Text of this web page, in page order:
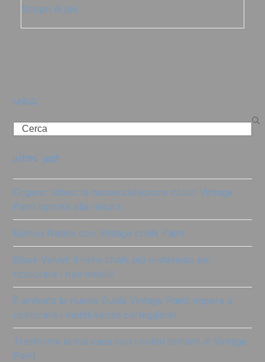
Scopri di più
cerca
Search
ultimi post
Organic Vibes: la nuova collezione colori Vintage
Paint ispirata alla natura
Bianco Natale con Vintage chalk Paint
Black Velvet: il nero chalk più misterioso per
ricolorare i tuoi mobili!
È arrivata la nuova Guida Vintage Paint: impara a
ricolorare i mobili senza carteggiare!
Trasforma la tua casa con i colori brillanti di Vintage
Paint